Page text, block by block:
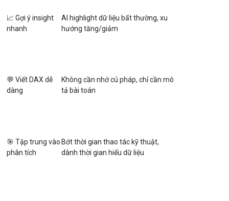
📈 Gợi ý insight
nhanh
AI highlight dữ liệu bất thường, xu
hướng tăng/giảm
💬 Viết DAX dễ
dàng
Không cần nhớ cú pháp, chỉ cần mô
tả bài toán
🎯 Tập trung vào
phân tích
Bớt thời gian thao tác kỹ thuật,
dành thời gian hiểu dữ liệu